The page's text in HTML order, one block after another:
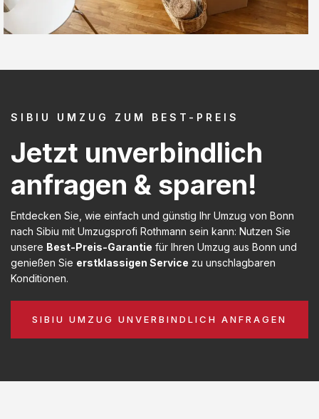
SIBIU UMZUG ZUM BEST-PREIS
Jetzt unverbindlich
anfragen & sparen!
Entdecken Sie, wie einfach und günstig Ihr Umzug von Bonn
nach Sibiu mit Umzugsprofi Rothmann sein kann: Nutzen Sie
unsere Best-Preis-Garantie für Ihren Umzug aus Bonn und
genießen Sie erstklassigen Service zu unschlagbaren
Konditionen.
SIBIU UMZUG UNVERBINDLICH ANFRAGEN